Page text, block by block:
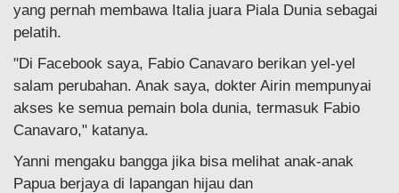
yang pernah membawa Italia juara Piala Dunia sebagai
pelatih.
"Di Facebook saya, Fabio Canavaro berikan yel-yel
salam perubahan. Anak saya, dokter Airin mempunyai
akses ke semua pemain bola dunia, termasuk Fabio
Canavaro," katanya.
Yanni mengaku bangga jika bisa melihat anak-anak
Papua berjaya di lapangan hijau dan